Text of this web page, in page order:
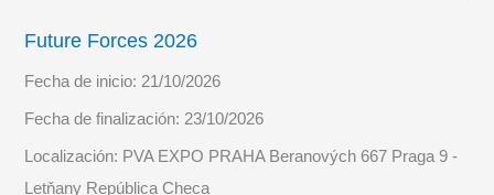
Future Forces 2026
Fecha de inicio:21/10/2026
Fecha de finalización:23/10/2026
Localización: PVA EXPO PRAHA Beranových 667 Praga 9 -
Letňany República Checa